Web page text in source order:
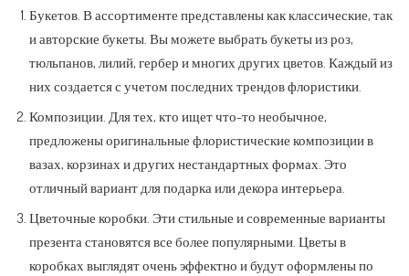
Букетов. В ассортименте представлены как классические, так
и авторские букеты. Вы можете выбрать букеты из роз,
тюльпанов, лилий, гербер и многих других цветов. Каждый из
них создается с учетом последних трендов флористики.
Композиции. Для тех, кто ищет что-то необычное,
предложены оригинальные флористические композиции в
вазах, корзинах и других нестандартных формах. Это
отличный вариант для подарка или декора интерьера.
Цветочные коробки. Эти стильные и современные варианты
презента становятся все более популярными. Цветы в
коробках выглядят очень эффектно и будут оформлены по